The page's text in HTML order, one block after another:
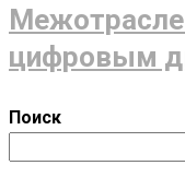
цифровым
Поиск